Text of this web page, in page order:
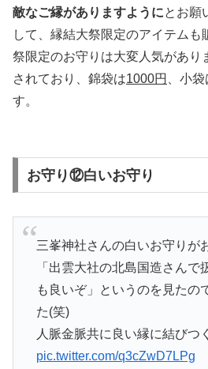
敵なご縁がありますようにとお願
して、縁結大祭限定のアイテムも
祭限定のお守りは大変人気があり
されており、錦袋は1000円
、小
す。
お守り⑫白いお守り
三峯神社さんの白いお守りが
「出雲大社の北島国造さんで
も良いぞ」というのを見たの
た(笑)
人脈金脈共に良い縁に結びつ
pic.twitter.com/q3cZwD7LPg